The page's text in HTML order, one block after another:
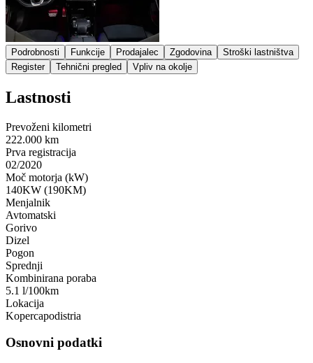
Podrobnosti Funkcije Prodajalec Zgodovina
Stroški lastništva
Register
Tehnični pregled Vpliv na okolje
Lastnosti
Prevoženi kilometri
222.000 km
Prva registracija
02/2020
Moč motorja (kW)
140KW (190KM)
Menjalnik
Avtomatski
Gorivo
Dizel
Pogon
Sprednji
Kombinirana poraba
5.1 l/100km
Lokacija
Kopercapodistria
Osnovni podatki